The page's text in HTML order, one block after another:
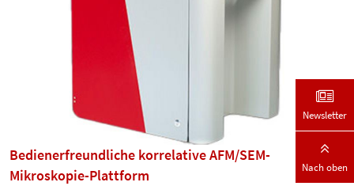
Bedienerfreundliche korrelative AFM/SEM-
Mikroskopie-Plattform
Newsletter
Nach oben